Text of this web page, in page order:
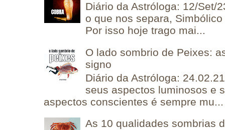
Diário da Astróloga: 12/Set/
o que nos separa,
Por isso hoje trago mai...
O lado sombrio de Peixes:
signo
Diário da Astróloga:
seus aspectos luminosos e
aspectos conscientes é sempre mu...
As 10 qualidades sombrias